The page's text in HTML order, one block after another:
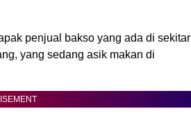
penjual bakso yang ada di sekitar
yang sedang asik makan di